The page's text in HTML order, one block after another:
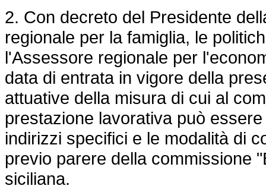
2. Con decreto del Presidente
regionale per la famiglia, le
l'Assessore regionale per
data di entrata in vigore della
attuative della misura di cui al
prestazione lavorativa può
indirizzi specifici e le modalità di
previo parere della commissione
siciliana.